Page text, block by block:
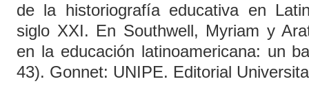
de la historiografía educativa en
siglo XXI. En Southwell, Myriam y
en la educación latinoamericana: un
43). Gonnet: UNIPE. Editorial